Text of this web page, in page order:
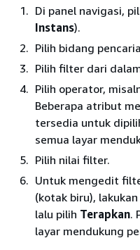
Di panel navigasi,
Instans).
Pilih bidang
Pilih filter dari
Pilih operator,
Beberapa atribut
tersedia untuk
semua layar
Pilih nilai filter.
Untuk mengedit
(kotak biru),
lalu pilih Terapkan.
layar mendukung